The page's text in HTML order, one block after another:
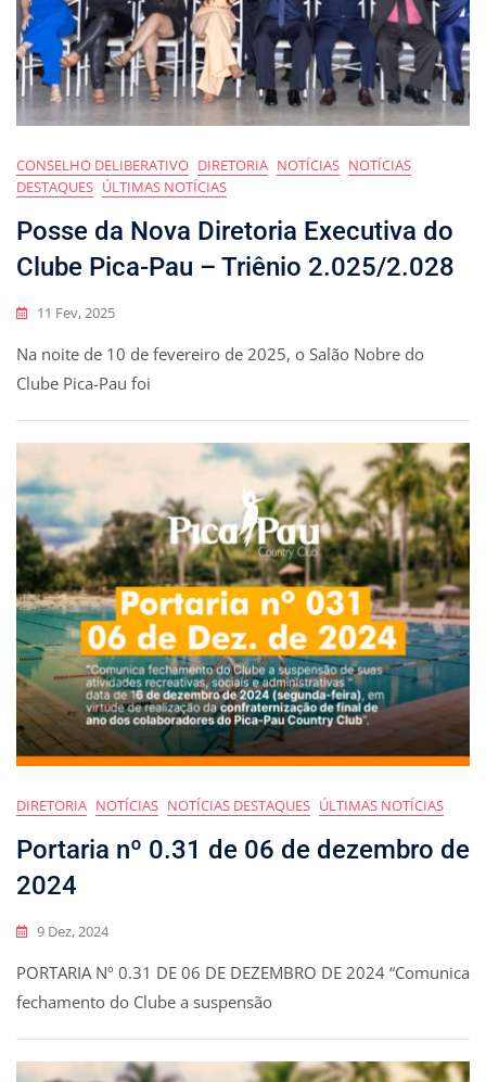
CONSELHO DELIBERATIVO DIRETORIA NOTÍCIAS NOTÍCIAS
DESTAQUES ÚLTIMAS NOTÍCIAS
Posse da Nova Diretoria Executiva do
Clube Pica-Pau – Triênio 2.025/2.028
11 Fev, 2025
Na noite de 10 de fevereiro de 2025, o Salão Nobre do
Clube Pica-Pau foi
DIRETORIA NOTÍCIAS NOTÍCIAS DESTAQUES ÚLTIMAS NOTÍCIAS
Portaria nº 0.31 de 06 de dezembro de
2024
9 Dez, 2024
PORTARIA Nº 0.31 DE 06 DE DEZEMBRO DE 2024 “Comunica
fechamento do Clube a suspensão